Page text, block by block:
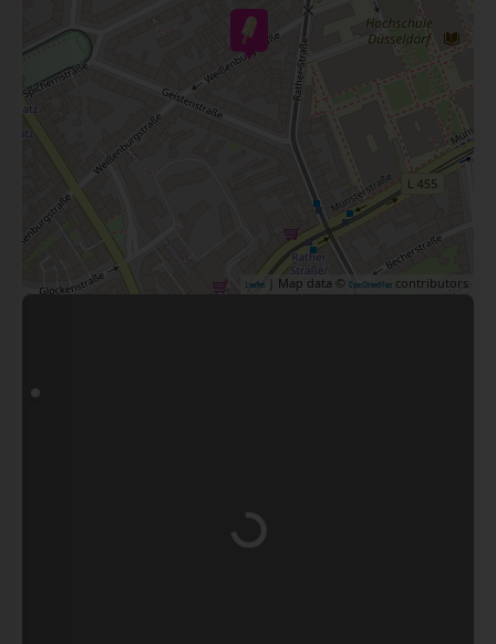
Leaflet | Map data © OpenStreetMap contributors
Wird geladen …